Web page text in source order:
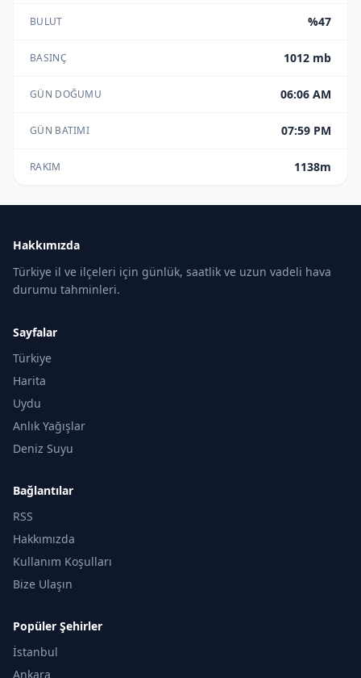
BULUT %47
BASINÇ 1012 mb
GÜN DOĞUMU 06:06 AM
GÜN BATIMI 07:59 PM
RAKIM 1138m
Hakkımızda
Türkiye il ve ilçeleri için günlük, saatlik ve uzun vadeli hava
durumu tahminleri.
Sayfalar
Türkiye
Harita
Uydu
Anlık Yağışlar
Deniz Suyu
Bağlantılar
RSS
Hakkımızda
Kullanım Koşulları
Bize Ulaşın
Popüler Şehirler
İstanbul
Ankara